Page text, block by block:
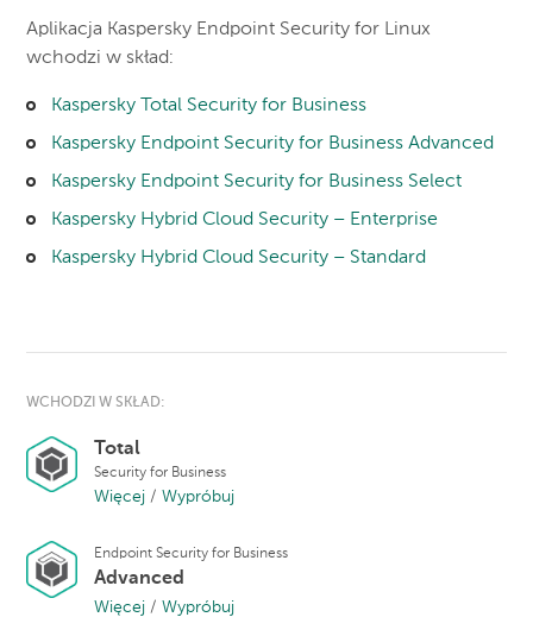
Aplikacja Kaspersky Endpoint Security for Linux
wchodzi w skład:
Kaspersky Total Security for Business
Kaspersky Endpoint Security for Business Advanced
Kaspersky Endpoint Security for Business Select
Kaspersky Hybrid Cloud Security – Enterprise
Kaspersky Hybrid Cloud Security – Standard
WCHODZI W SKŁAD:
Total
Security for Business
Więcej/ Wypróbuj
Endpoint Security for Business
Advanced
Więcej/ Wypróbuj